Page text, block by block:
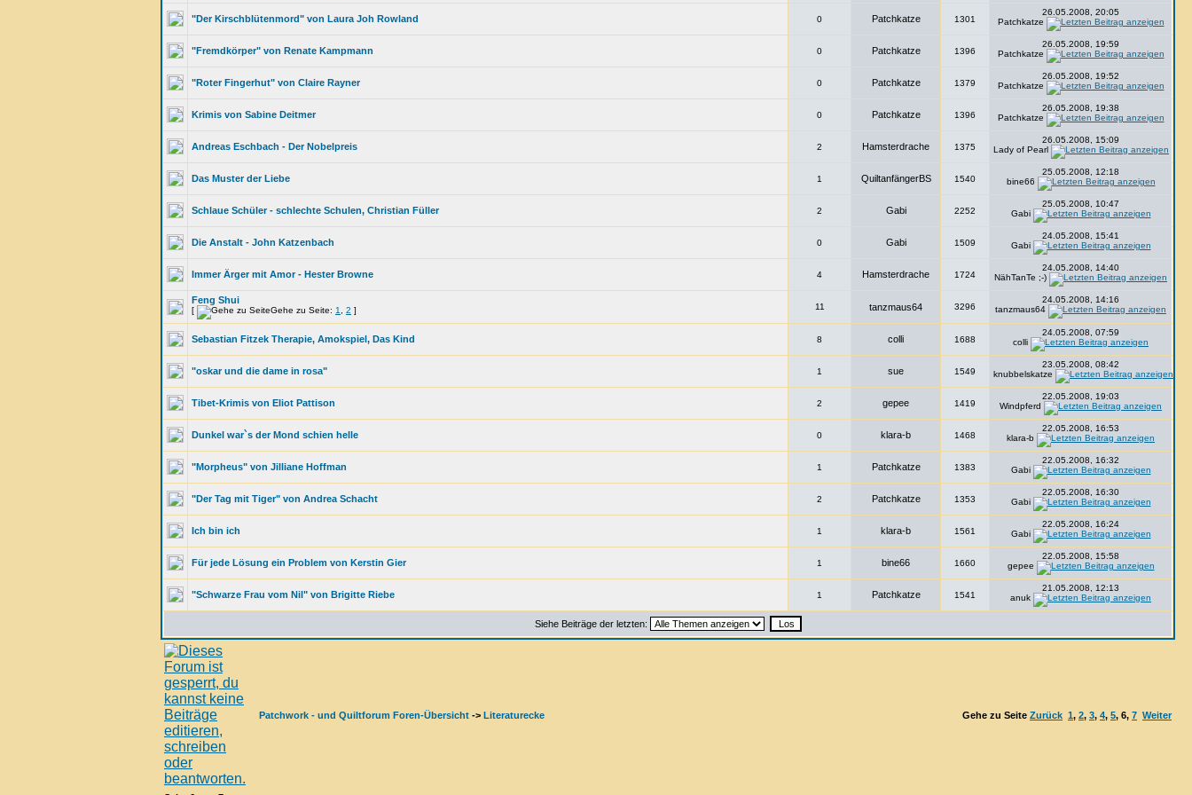
"Der Kirschblütenmord" von Laura Joh Rowland 0 Patchkatze 1301
26.05.2008, 20:05
Patchkatze
"Fremdkörper" von Renate Kampmann 0 Patchkatze 1396
26.05.2008, 19:59
Patchkatze
"Roter Fingerhut" von Claire Rayner 0 Patchkatze 1379
26.05.2008, 19:52
Patchkatze
Krimis von Sabine Deitmer 0 Patchkatze 1396
26.05.2008, 19:38
Patchkatze
Andreas Eschbach - Der Nobelpreis 2 Hamsterdrache 1375
26.05.2008, 15:09
Lady of Pearl
Das Muster der Liebe 1 QuiltanfängerBS 1540
25.05.2008, 12:18
bine66
Schlaue Schüler - schlechte Schulen, Christian Füller 2 Gabi 2252
25.05.2008, 10:47
Gabi
Die Anstalt - John Katzenbach 0 Gabi 1509
24.05.2008, 15:41
Gabi
Immer Ärger mit Amor - Hester Browne 4 Hamsterdrache 1724
24.05.2008, 14:40
NähTanTe ;-)
Feng Shui
[ Gehe zu Seite: 1 2 ] 11 tanzmaus64 3296
24.05.2008, 14:16
tanzmaus64
Sebastian Fitzek Therapie, Amokspiel, Das Kind 8 colli 1688
24.05.2008, 07:59
colli
"oskar und die dame in rosa" 1 sue 1549
23.05.2008, 08:42
knubbelskatze
Tibet-Krimis von Eliot Pattison 2 gepee 1419
22.05.2008, 19:03
Windpferd
Dunkel war`s der Mond schien helle 0 klara-b 1468
22.05.2008, 16:53
klara-b
"Morpheus" von Jilliane Hoffman 1 Patchkatze 1383
22.05.2008, 16:32
Gabi
"Der Tag mit Tiger" von Andrea Schacht 2 Patchkatze 1353
22.05.2008, 16:30
Gabi
Ich bin ich 1 klara-b 1561
22.05.2008, 16:24
Gabi
Für jede Lösung ein Problem von Kerstin Gier 1 bine66 1660
22.05.2008, 15:58
gepee
"Schwarze Frau vom Nil" von Brigitte Riebe 1 Patchkatze 1541
21.05.2008, 12:13
anuk
Siehe Beiträge der letzten:
Patchwork - und Quiltforum Foren-Übersicht -> Literaturecke Gehe zu Seite Zurück 1, 2, 3, 4, 5, 6, 7 Weiter